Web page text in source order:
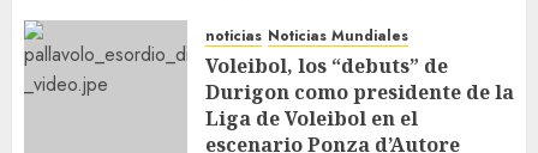
noticias Noticias Mundiales
Voleibol, los “debuts” de
Durigon como presidente de la
Liga de Voleibol en el
escenario Ponza d’Autore